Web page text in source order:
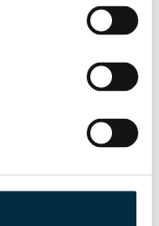
Vollständiges